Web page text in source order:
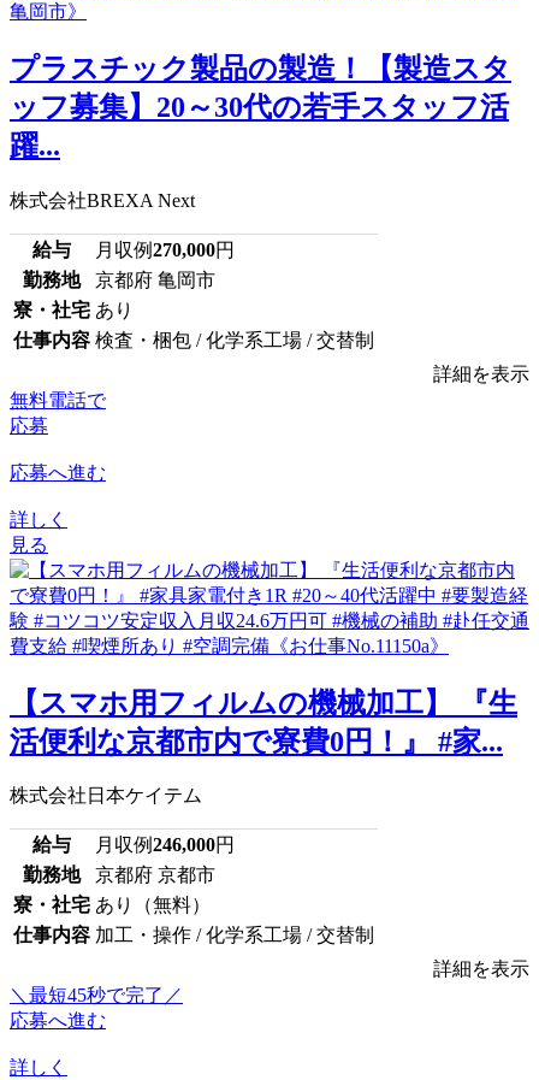
プラスチック製品の製造！【製造スタ
ッフ募集】20～30代の若手スタッフ活
躍...
株式会社BREXA Next
給与 月収例270,000円
勤務地
京都府 亀岡市
寮・社宅 あり
仕事内容 検査・梱包 / 化学系工場 / 交替制
詳細を表示
無料電話で
応募
応募へ進む
詳しく
見る
【スマホ用フィルムの機械加工】 『生
活便利な京都市内で寮費0円！』 #家...
株式会社日本ケイテム
給与 月収例246,000円
勤務地
京都府 京都市
寮・社宅 あり（無料）
仕事内容 加工・操作 / 化学系工場 / 交替制
詳細を表示
＼最短45秒で完了／
応募へ進む
詳しく